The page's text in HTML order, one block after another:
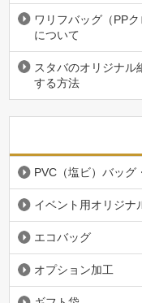
ワリフバッグ（PP
について
スタバのオリジナル
する方法
PVC（塩ビ）バッグ
イベント用オリジナ
エコバッグ
オプション加工